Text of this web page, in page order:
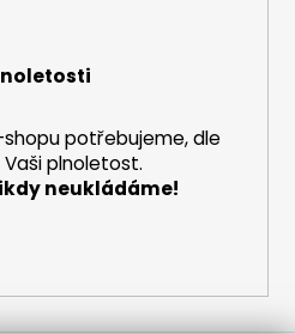
potřebujeme, dle
plnoletost.
neukládáme!